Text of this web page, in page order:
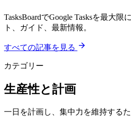
TasksBoardでGoogle Tasksを最大限
ト、ガイド、最新情報。
すべての記事を見る arrow_forward
カテゴリー
生産性と計画
一日を計画し、集中力を維持する